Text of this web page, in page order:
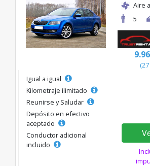
Aire
5
9.96
Igual a igual
Kilometraje ilimitado
Reunirse y Saludar
Depósito en efectivo
aceptado
Conductor adicional
incluido